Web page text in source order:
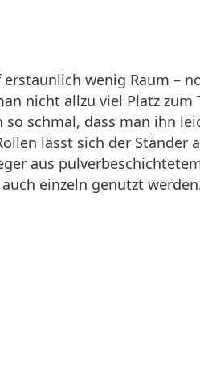
wenig Raum –
nicht allzu viel Platz
schmal, dass man ihn
lässt sich der
aus
einzeln genutzt